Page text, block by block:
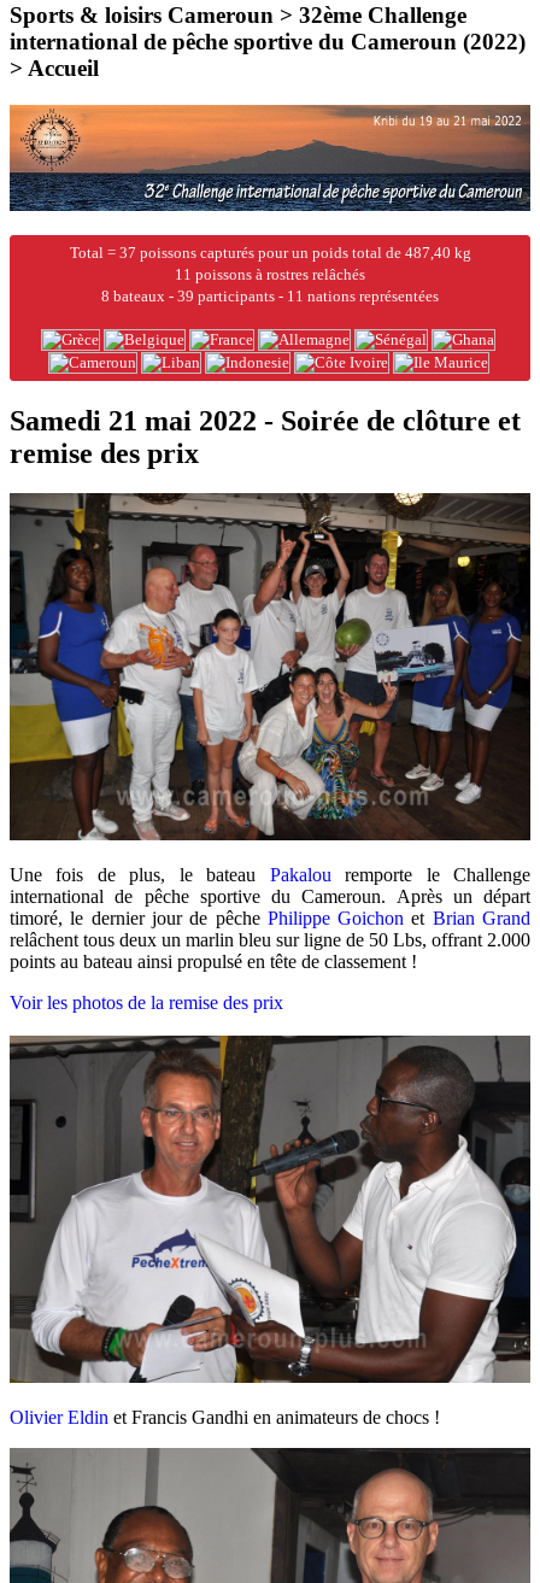
Sports & loisirs Cameroun > 32ème Challenge
international de pêche sportive du Cameroun (2022)
> Accueil
Total = 37 poissons capturés pour un poids total de 487,40 kg
11 poissons à rostres relâchés
8 bateaux - 39 participants - 11 nations représentées
Samedi 21 mai 2022 - Soirée de clôture et
remise des prix
Une fois de plus, le bateau Pakalouremporte le Challenge
international de pêche sportive du Cameroun. Après un départ
timoré, le dernier jour de pêche Philippe Goichon et Brian Grand
relâchent tous deux un marlin bleu sur ligne de 50 Lbs, offrant 2.000
points au bateau ainsi propulsé en tête de classement !
Voir les photos de la remise des prix
Olivier Eldin et Francis Gandhi en animateurs de chocs !